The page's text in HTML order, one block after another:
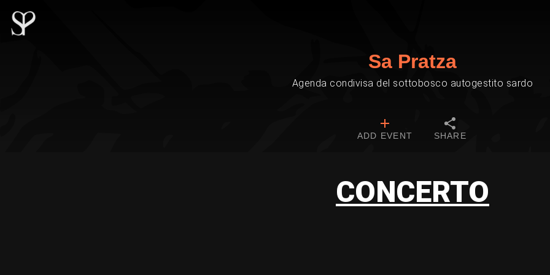
Sa Pratza
Agenda condivisa del sottobosco autogestito sardo
ADD EVENT SHARE
CONCERTO